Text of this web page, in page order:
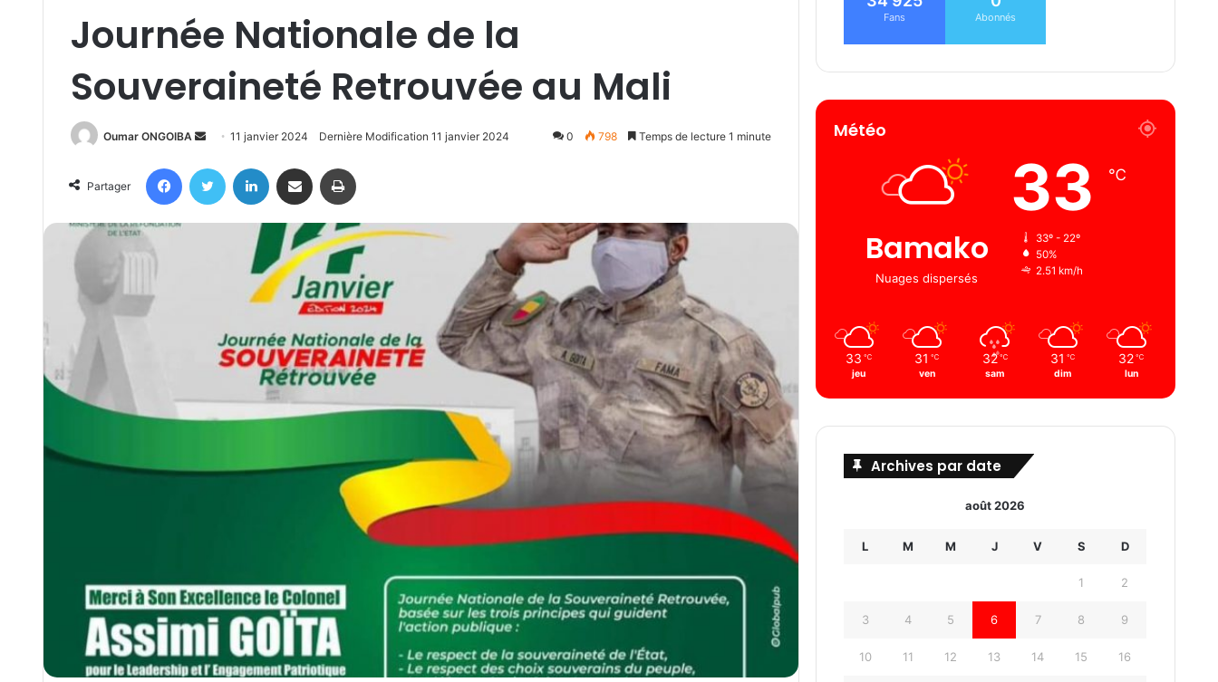
Journée Nationale de la
Souveraineté Retrouvée au Mali
Oumar ONGOIBA
Send
email
11 janvier 2024 Dernière Modification 11 janvier 2024 0 798 Temps de lecture 1 minute
Partager
FacebookTwitter Linkedin Partager par email
Fans Abonnés
Météo
Bamako
Nuages ​​dispersés
33 ℃
33º - 22º
50%
2.51 km/h
33 ℃
jeu
31 ℃
ven
32 ℃
sam
31 ℃
dim
32 ℃
lun
Archives par date
août 2026
L M M J V S D
1 2
3 4 5 6 7 8 9
10 11 12 13 14 15 16